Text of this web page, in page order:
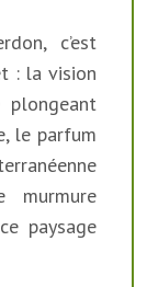
c’est
: la vision
plongeant
le parfum
paysage